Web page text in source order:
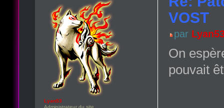
VOST
par
On
pouvait
Lyan53
Administrateur du site